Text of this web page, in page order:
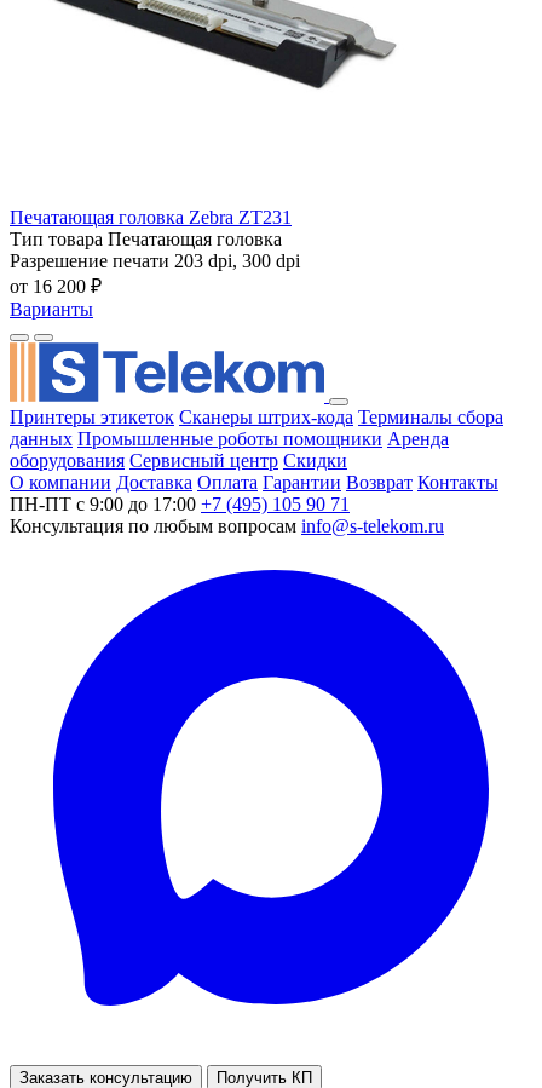
Печатающая головка Zebra ZT231
Тип товара Печатающая головка
Разрешение печати 203 dpi, 300 dpi
от 16 200 ₽
Варианты
Принтеры этикеток Сканеры штрих-кода Терминалы сбора
данных Промышленные роботы помощники Аренда
оборудования Сервисный центр Скидки
О компании Доставка Оплата Гарантии Возврат Контакты
ПН-ПТ с 9:00 до 17:00 +7 (495) 105 90 71
Консультация по любым вопросам info@s-telekom.ru
Заказать консультацию Получить КП